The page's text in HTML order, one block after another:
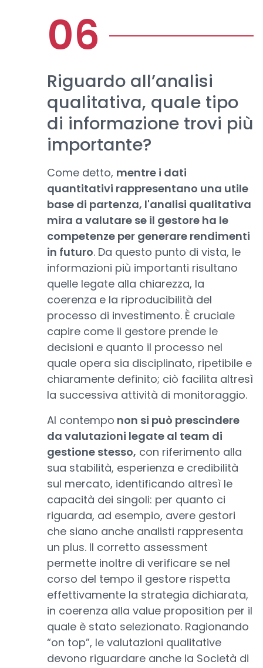
Riguardo all’analisi
qualitativa, quale tipo
di informazione trovi più
importante?
Come detto, mentre i dati
quantitativi rappresentano una utile
base di partenza, l'analisi qualitativa
mira a valutare se il gestore ha le
competenze per generare rendimenti
in futuro. Da questo punto di vista, le
informazioni più importanti risultano
quelle legate alla chiarezza, la
coerenza e la riproducibilità del
processo di investimento. È cruciale
capire come il gestore prende le
decisioni e quanto il processo nel
quale opera sia disciplinato, ripetibile e
chiaramente definito; ciò facilita altresì
la successiva attività di monitoraggio.
Al contempo non si può prescindere
da valutazioni legate al team di
gestione stesso, con riferimento alla
sua stabilità, esperienza e credibilità
sul mercato, identificando altresì le
capacità dei singoli: per quanto ci
riguarda, ad esempio, avere gestori
che siano anche analisti rappresenta
un plus. Il corretto assessment
permette inoltre di verificare se nel
corso del tempo il gestore rispetta
effettivamente la strategia dichiarata,
in coerenza alla value proposition per il
quale è stato selezionato. Ragionando
“on top”, le valutazioni qualitative
devono riguardare anche la Società di